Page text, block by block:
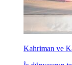
Kahriman ve